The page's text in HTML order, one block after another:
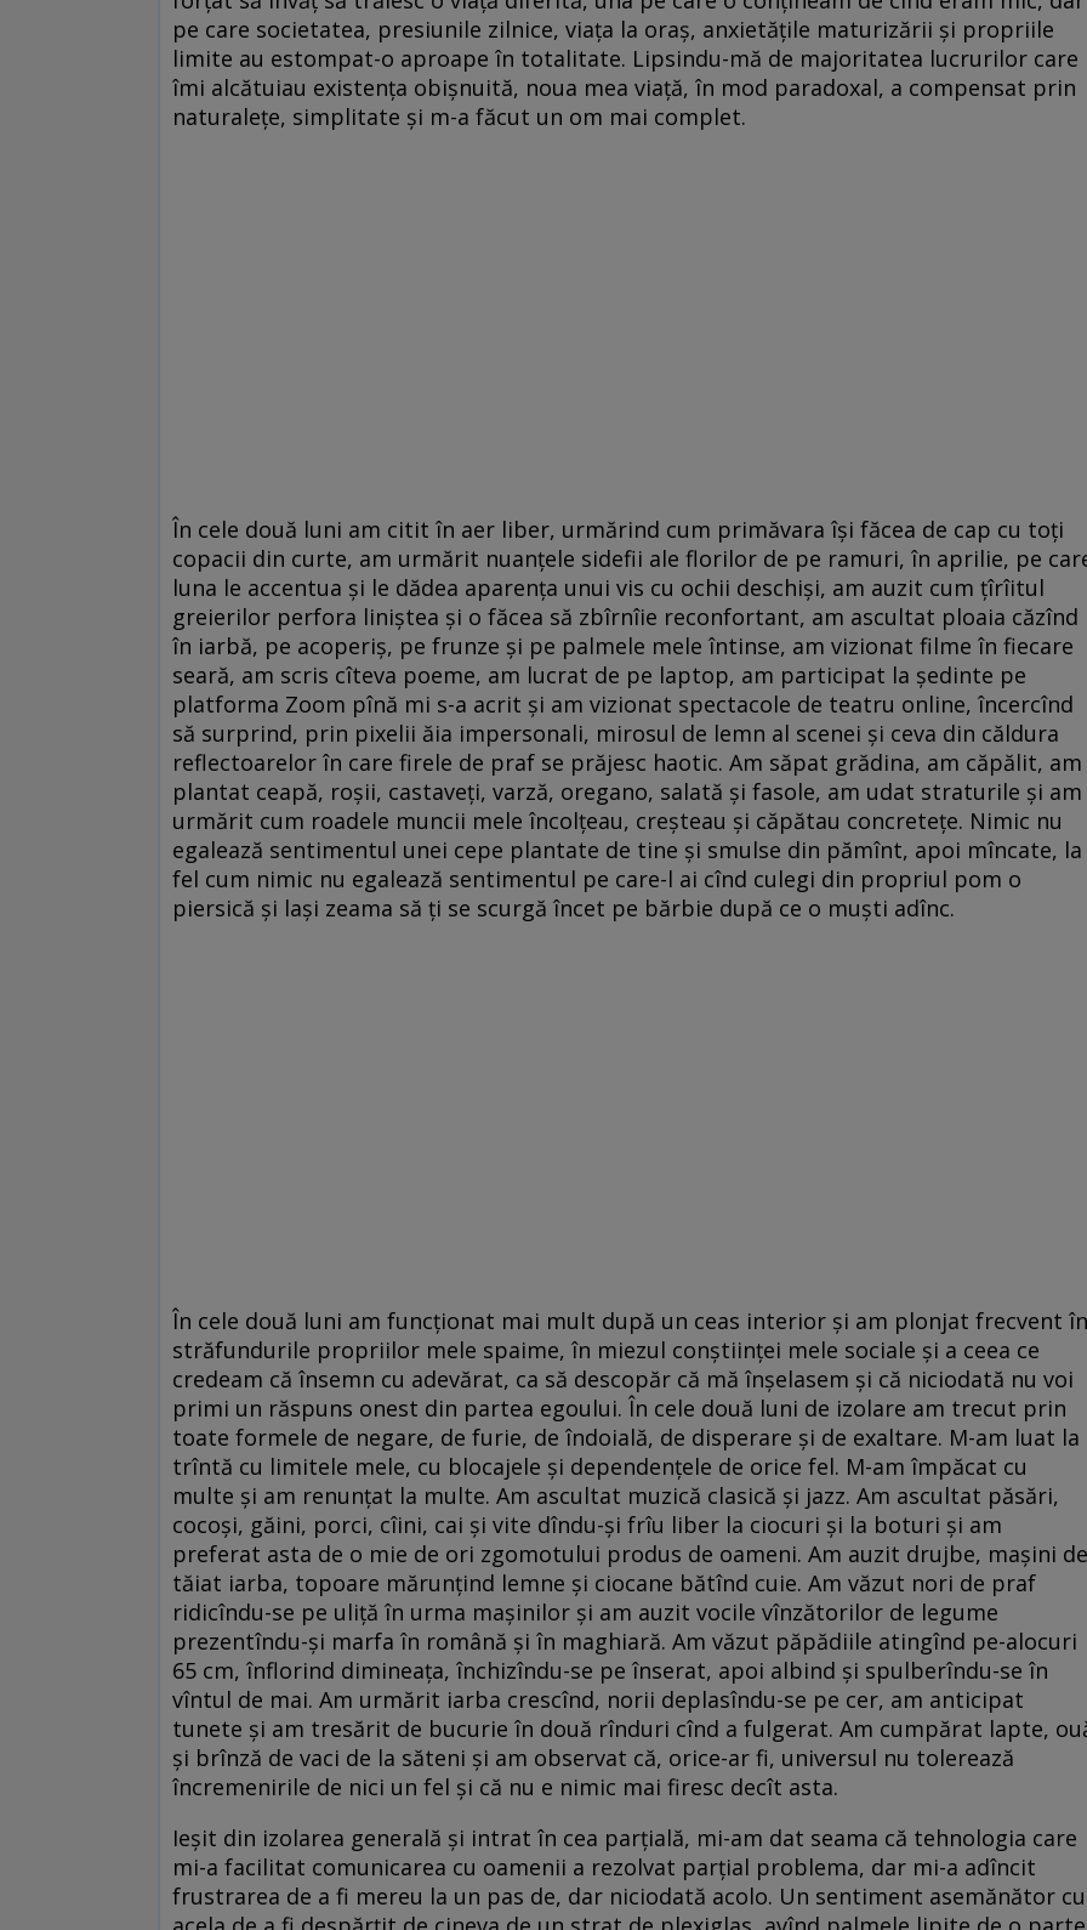
pe care societatea, presiunile zilnice, viața la oraș, anxietățile maturizării și propriile
limite au estompat-o aproape în totalitate. Lipsindu-mă de majoritatea lucrurilor care
îmi alcătuiau existența obișnuită, noua mea viață, în mod paradoxal, a compensat prin
naturalețe, simplitate și m-a făcut un om mai complet.
În cele două luni am citit în aer liber, urmărind cum primăvara își făcea de cap cu toți
copacii din curte, am urmărit nuanțele sidefii ale florilor de pe ramuri, în aprilie, pe
luna le accentua și le dădea aparența unui vis cu ochii deschiși, am auzit cum țîrîitul
greierilor perfora liniștea și o făcea să zbîrnîie reconfortant, am ascultat ploaia căzînd
în iarbă, pe acoperiș, pe frunze și pe palmele mele întinse, am vizionat filme în fiecare
seară, am scris cîteva poeme, am lucrat de pe laptop, am participat la ședinte pe
platforma Zoom pînă mi s-a acrit și am vizionat spectacole de teatru online, încercînd
să surprind, prin pixelii ăia impersonali, mirosul de lemn al scenei și ceva din căldura
reflectoarelor în care firele de praf se prăjesc haotic. Am săpat grădina, am căpălit, am
plantat ceapă, roșii, castaveți, varză, oregano, salată și fasole, am udat straturile și am
urmărit cum roadele muncii mele încolțeau, creșteau și căpătau concretețe. Nimic nu
egalează sentimentul unei cepe plantate de tine și smulse din pămînt, apoi mîncate, la
fel cum nimic nu egalează sentimentul pe care-l ai cînd culegi din propriul pom o
piersică și lași zeama să ți se scurgă încet pe bărbie după ce o muști adînc.
În cele două luni am funcționat mai mult după un ceas interior și am plonjat frecvent în
străfundurile propriilor mele spaime, în miezul conștiinței mele sociale și a ceea ce
credeam că însemn cu adevărat, ca să descopăr că mă înșelasem și că niciodată nu voi
primi un răspuns onest din partea egoului. În cele două luni de izolare am trecut prin
toate formele de negare, de furie, de îndoială, de disperare și de exaltare. M-am luat la
trîntă cu limitele mele, cu blocajele și dependențele de orice fel. M-am împăcat cu
multe și am renunțat la multe. Am ascultat muzică clasică și jazz. Am ascultat păsări,
cocoși, găini, porci, cîini, cai și vite dîndu-și frîu liber la ciocuri și la boturi și am
preferat asta de o mie de ori zgomotului produs de oameni. Am auzit drujbe, mașini de
tăiat iarba, topoare mărunțind lemne și ciocane bătînd cuie. Am văzut nori de praf
ridicîndu-se pe uliță în urma mașinilor și am auzit vocile vînzătorilor de legume
prezentîndu-și marfa în română și în maghiară. Am văzut păpădiile atingînd pe-alocuri
65 cm, înflorind dimineața, închizîndu-se pe înserat, apoi albind și spulberîndu-se în
vîntul de mai. Am urmărit iarba crescînd, norii deplasîndu-se pe cer, am anticipat
tunete și am tresărit de bucurie în două rînduri cînd a fulgerat. Am cumpărat lapte,
și brînză de vaci de la săteni și am observat că, orice-ar fi, universul nu tolerează
încremenirile de nici un fel și că nu e nimic mai firesc decît asta.
Ieșit din izolarea generală și intrat în cea parțială, mi-am dat seama că tehnologia care
mi-a facilitat comunicarea cu oamenii a rezolvat parțial problema, dar mi-a adîncit
frustrarea de a fi mereu la un pas de, dar niciodată acolo. Un sentiment asemănător cu